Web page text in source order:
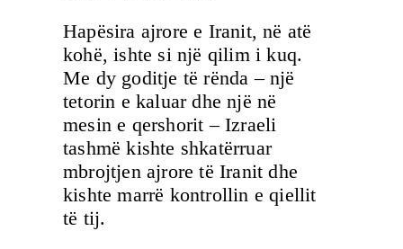
Hapësira ajrore e Iranit, në atë
kohë, ishte si një qilim i kuq.
Me dy goditje të rënda – një
tetorin e kaluar dhe një në
mesin e qershorit – Izraeli
tashmë kishte shkatërruar
mbrojtjen ajrore të Iranit dhe
kishte marrë kontrollin e qiellit
të tij.